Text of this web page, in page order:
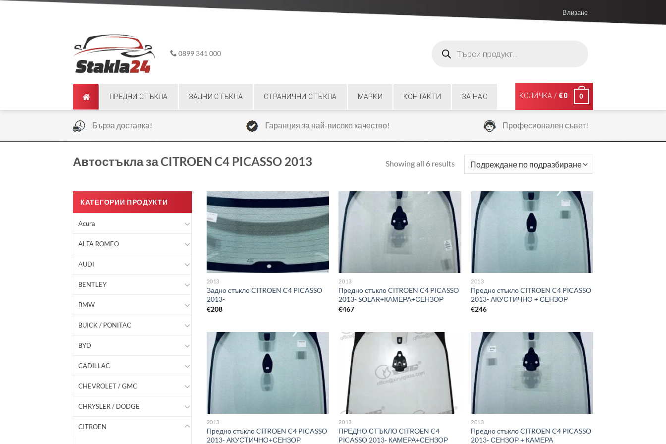
Влизане
0899 341 000
search
ПРЕДНИ СТЪКЛА ЗАДНИ СТЪКЛА СТРАНИЧНИ СТЪКЛА МАРКИ КОНТАКТИ ЗА НАС КОЛИЧКА / €0 0
Бърза доставка! Гаранция за най-високо качество! Професионален съвет!
Автостъкла за CITROEN C4 PICASSO 2013 Showing all 6 results
КАТЕГОРИИ ПРОДУКТИ
Acura
ALFA ROMEO
AUDI
BENTLEY
BMW
BUICK / PONITAC
BYD
CADILLAC
CHEVROLET / GMC
CHRYSLER / DODGE
CITROEN
2013
Задно стъкло CITROEN C4 PICASSO
2013-
€208
2013
Предно стъкло CITROEN C4 PICASSO
2013- SOLAR+КАМЕРА+СЕНЗОР
€467
2013
Предно стъкло CITROEN C4 PICASSO
2013- АКУСТИЧНО + СЕНЗОР
€246
2013
Предно стъкло CITROEN C4 PICASSO
2013- АКУСТИЧНО+СЕНЗОР
2013
ПРЕДНО СТЪКЛО CITROEN C4
PICASSO 2013- КАМЕРА+СЕНЗОР
2013
Предно стъкло CITROEN C4 PICASSO
2013- СЕНЗОР + КАМЕРА